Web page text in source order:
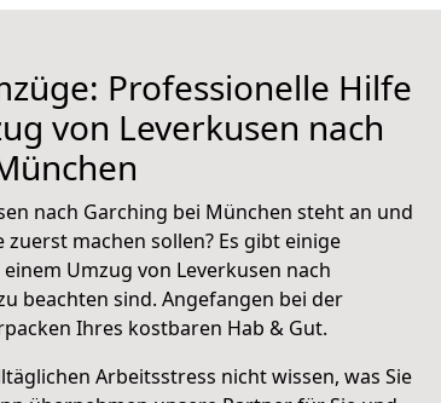
Professionelle Hilfe
von Leverkusen nach
nach Garching bei München steht an und
zuerst machen sollen? Es gibt einige
Umzug von Leverkusen nach
beachten sind. Angefangen bei der
Ihres kostbaren Hab & Gut.
Arbeitsstress nicht wissen, was Sie